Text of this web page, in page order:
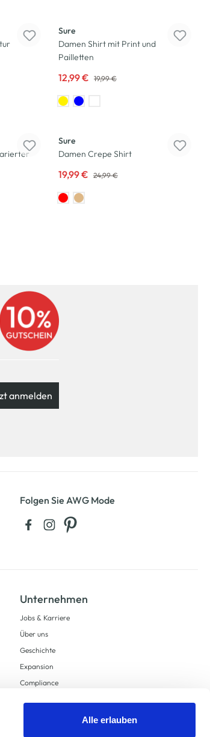
Alle erlauben
Sure
Damen Shirt mit Print und
Pailletten
12,99 € 19,99 €
Sure
Damen Crepe Shirt
19,99 € 24,99 €
anmelden
Folgen Sie AWG Mode
Unternehmen
Jobs & Karriere
Über uns
Geschichte
Expansion
Compliance
Supply Chain Due Diligence